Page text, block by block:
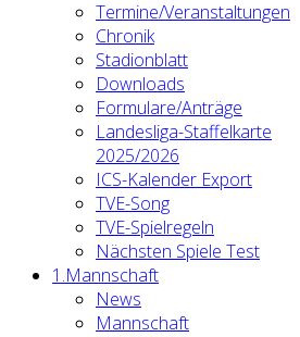
Termine/Veranstaltungen
Chronik
Stadionblatt
Downloads
Formulare/Anträge
Landesliga-Staffelkarte
2025/2026
ICS-Kalender Export
TVE-Song
TVE-Spielregeln
Nächsten Spiele Test
1.Mannschaft
News
Mannschaft